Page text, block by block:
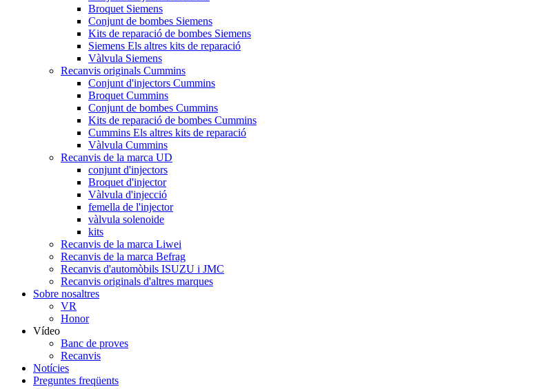
Broquet Siemens
Conjunt de bombes Siemens
Kits de reparació de bombes Siemens
Siemens Els altres kits de reparació
Vàlvula Siemens
Recanvis originals Cummins
Conjunt d'injectors Cummins
Broquet Cummins
Conjunt de bombes Cummins
Kits de reparació de bombes Cummins
Cummins Els altres kits de reparació
Vàlvula Cummins
Recanvis de la marca UD
conjunt d'injectors
Broquet d'injector
Vàlvula d'injecció
femella de l'injector
vàlvula solenoide
kits
Recanvis de la marca Liwei
Recanvis de la marca Befrag
Recanvis d'automòbils ISUZU i JMC
Recanvis originals d'altres marques
Sobre nosaltres
VR
Honor
Vídeo
Banc de proves
Recanvis
Notícies
Preguntes freqüents